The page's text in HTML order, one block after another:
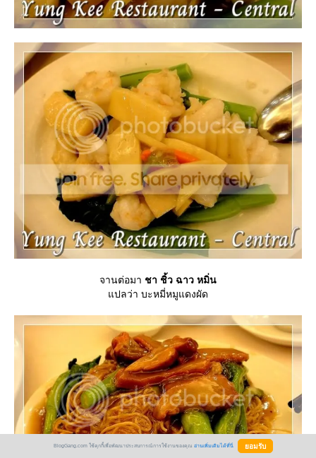
จานต่อมา ชา ชิ้ว ฉาว หมิ่น
ปลว่า บะหมี่หมูแดงผัด
BlogGang.com ใช้คุกกี้เพื่อพัฒนาประสบการณ์การใช้งานของคุณ อ่านเพิ่มเติมได้ที่นี่